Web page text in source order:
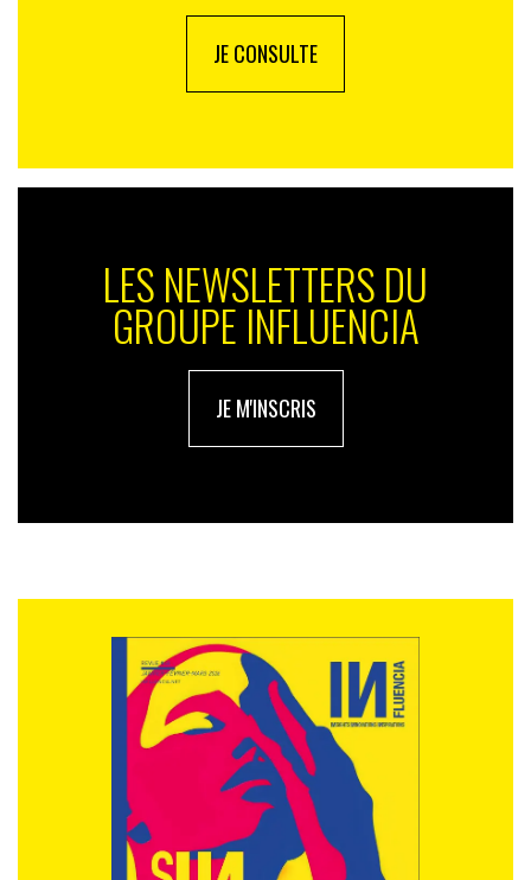
JE CONSULTE
LES NEWSLETTERS DU
GROUPE INFLUENCIA
JE M'INSCRIS